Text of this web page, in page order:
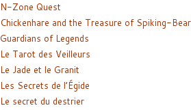
N-Zone Quest
Chickenhare and the Treasure of Spiking-
Guardians of Legends
Le Tarot des Veilleurs
Le Jade et le Granit
Les Secrets de l’Égide
Le secret du destrier